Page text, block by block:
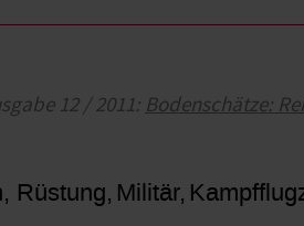
12 / 2011:Bodenschätze:
Rüstung Militär